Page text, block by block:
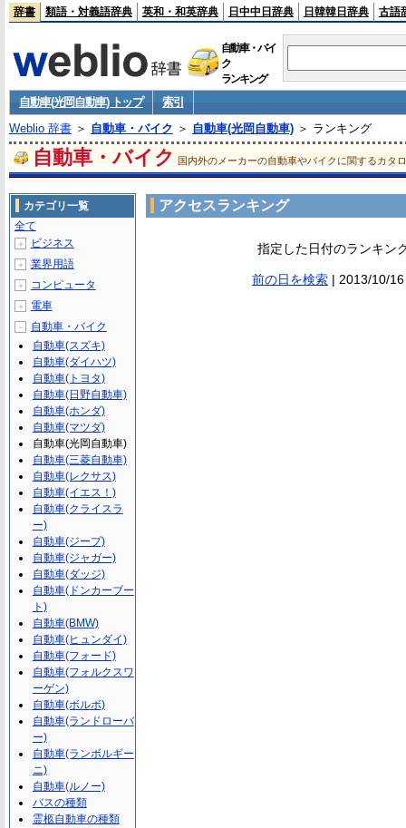
辞書 類語・対義語辞典 英和・和英辞典 日中中日辞典 日韓韓日辞典 古語
自動車・バイ
ク
ランキング
自動車(光岡自動車) トップ
索引
Weblio 辞書＞ 自動車・バイク ＞ 自動車(光岡自動車)＞ ランキング
自動車・バイク 国内外のメーカーの自動車やバイクに関するカタ
アクセスランキング
指定した日付のランキン
前の日を検索| 2013/10/
カテゴリ一覧
全て
＋ ビジネス
＋ 業界用語
＋ コンピュータ
＋ 電車
－
自動車・バイク
自動車(スズキ)
自動車(ダイハツ)
自動車(トヨタ)
自動車(日野自動車)
自動車(ホンダ)
自動車(マツダ)
自動車(光岡自動車)
自動車(三菱自動車)
自動車(レクサス)
自動車(イエス！)
自動車(クライスラ
ー)
自動車(ジープ)
自動車(ジャガー)
自動車(ダッジ)
自動車(ドンカーブー
ト)
自動車(BMW)
自動車(ヒュンダイ)
自動車(フォード)
自動車(フォルクスワ
ーゲン)
自動車(ボルボ)
自動車(ランドローバ
ー)
自動車(ランボルギー
ニ)
自動車(ルノー)
バスの種類
霊柩自動車の種類